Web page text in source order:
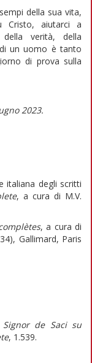
della sua vita,
Cristo, aiutarci a
verità, della
un uomo è tanto
di prova sulla
2023.
italiana degli scritti
, a cura di M.V.
, a cura di
Gallimard, Paris
de Saci su
, 1.539.